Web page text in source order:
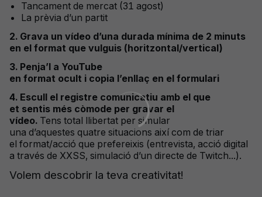
Tancament de mercat (31 agost)
La prèvia d’un partit
2. Grava un vídeo d’una durada mínima de 2 minuts
en el format que vulguis (horitzontal/vertical)
3. Penja’l a YouTube
en format ocult i copia l’enllaç en el formulari
4. Escull el registre comunicatiu amb el que
et sentis més còmode per gravar el
vídeo. Tens total llibertat per simular
una d’aquestes quatre situacions així com de triar
el format/acció que prefereixis (entrevista, acció digital
a través de XXSS, simulació d’un directe de Twitch...).
Volem descobrir la teva creativitat!